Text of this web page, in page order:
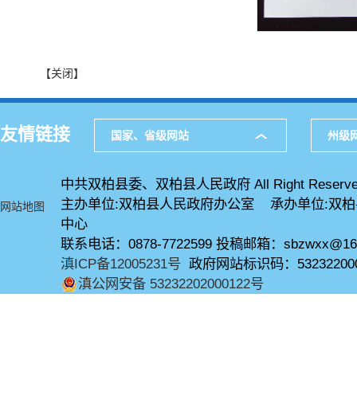
【关闭】
友情链接 国家、省级网站 州级
网站地图
中共双柏县委、双柏县人民政府 All Right
主办单位:双柏县人民政府办公室 承办单位:双
中心
联系电话：0878-7722599 投稿邮箱：
滇ICP备12005231号 政府网站标识码：
滇公网安备 53232202000122号